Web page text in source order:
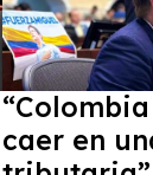
caer en